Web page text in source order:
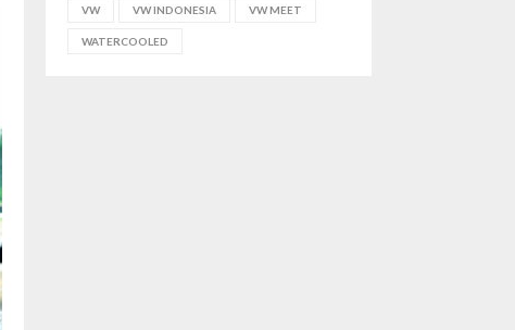
VW VW INDONESIA VW MEET
WATERCOOLED